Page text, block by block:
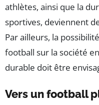
athlètes, ainsi que la
sportives, deviennent
Par ailleurs, la
football sur la société
durable doit être
Vers un football